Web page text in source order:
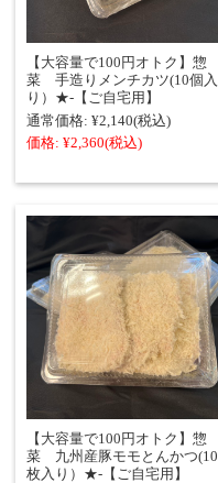
【大容量で100円オトク】惣
菜 手造りメンチカツ(10個入
り）★‐【ご自宅用】
通常価格: ¥2,140(税込)
価格: ¥2,360(税込)
【大容量で100円オトク】惣
菜 九州産豚モモとんかつ(10
枚入り）★‐【ご自宅用】